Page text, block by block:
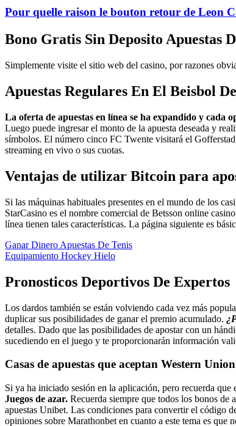
Pour quelle raison le bouton retour de Leon
Bono Gratis Sin Deposito Apuestas
Simplemente visite el sitio web del casino, por razones
Apuestas Regulares En El Beisbol
La oferta de apuestas en línea se ha expandido y cada
Luego puede ingresar el monto de la apuesta deseada y
símbolos. El número cinco FC Twente visitará el
streaming en vivo o sus cuotas.
Ventajas de utilizar Bitcoin para
Si las máquinas habituales presentes en el mundo de los
StarCasino es el nombre comercial de Betsson online
línea tienen tales características. La página siguiente es
Ganar Dinero Apuestas De Tenis
Equipamiento Hockey Hielo
Pronosticos Deportivos De Expertos
Los dardos también se están volviendo cada vez más
duplicar sus posibilidades de ganar el premio acumulado.
detalles. Dado que las posibilidades de apostar con un
sucediendo en el juego y te proporcionarán información
Casas de apuestas que aceptan Western Union
Si ya ha iniciado sesión en la aplicación, pero recuerda que
Juegos de azar. Recuerda siempre que todos los bonos de
apuestas Unibet. Las condiciones para convertir el código
opiniones sobre Marathonbet en cuanto a este tema es